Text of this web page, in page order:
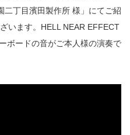
二丁目濱田製作所 様」にてご紹
います。HELL NEAR EFFECT
ボードの音がご本人様の演奏で